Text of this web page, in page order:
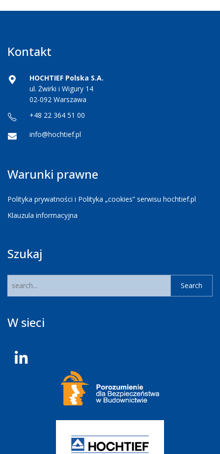
Kontakt
HOCHTIEF Polska S.A.
ul. Żwirki i Wigury 14
02-092 Warszawa
+48 22 364 51 00
info@hochtief.pl
Warunki prawne
Polityka prywatności i Polityka „cookies” serwisu hochtief.pl
Klauzula informacyjna
Szukaj
W sieci